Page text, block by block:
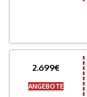
2.699€
ANGEBOTE